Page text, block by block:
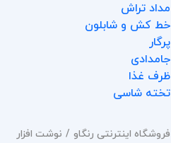
مداد تراش
خط کش و شابلون
پرگار
جامدادی
ظرف غذا
تخته شاسی
فروشگاه اینترنتی رنگاو نوشت افزار